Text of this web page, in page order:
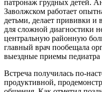
патронаж грудных детей.
Заволжском работает
детьми, делает прививки и
для сложной диагностики
центральную районную
главный врач пообещала
выездные приемы
Встреча получилась по-
продуктивной,